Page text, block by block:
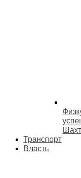
Транспорт
Власть